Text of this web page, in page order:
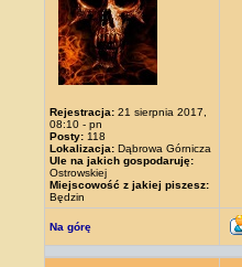
Rejestracja: 21 sierpnia 2017,
08:10 - pn
Posty: 118
Lokalizacja: Dąbrowa Górnicza
Ule na jakich gospodaruję:
Ostrowskiej
Miejscowość z jakiej piszesz:
Będzin
Na górę